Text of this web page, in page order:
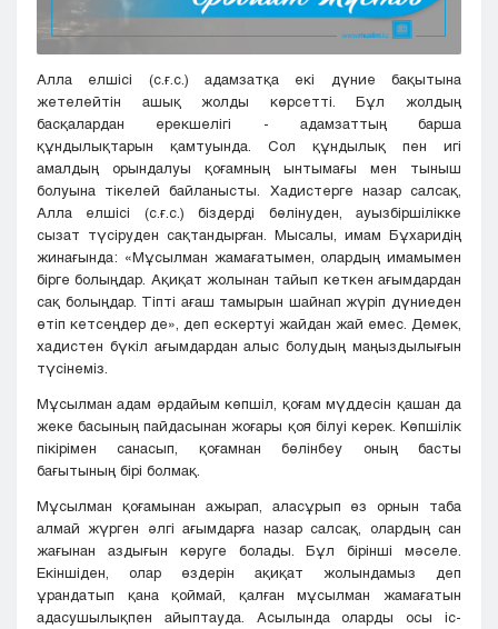
Алла елшісі (с.ғ.с.) адамзатқа екі дүние бақытына
жетелейтін ашық жолды көрсетті. Бұл жолдың
басқалардан ерекшелігі - адамзаттың барша
құндылықтарын қамтуында. Сол құндылық пен игі
амалдың орындалуы қоғамның ынтымағы мен тыныш
болуына тікелей байланысты. Хадистерге назар салсақ,
Алла елшісі (с.ғ.с.) біздерді бөлінуден, ауызбіршілікке
сызат түсіруден сақтандырған. Мысалы, имам Бұхаридің
жинағында: «Мұсылман жамағатымен, олардың имамымен
бірге болыңдар. Ақиқат жолынан тайып кеткен ағымдардан
сақ болыңдар. Тіпті ағаш тамырын шайнап жүріп дүниеден
өтіп кетсеңдер де», деп ескертуі жайдан жай емес. Демек,
хадистен бүкіл ағымдардан алыс болудың маңыздылығын
түсінеміз.
Мұсылман адам әрдайым көпшіл, қоғам мүддесін қашан да
жеке басының пайдасынан жоғары қоя білуі керек. Көпшілік
пікірімен санасып, қоғамнан бөлінбеу оның басты
бағытының бірі болмақ.
Мұсылман қоғамынан ажырап, аласұрып өз орнын таба
алмай жүрген әлгі ағымдарға назар салсақ, олардың сан
жағынан аздығын көруге болады. Бұл бірінші мәселе.
Екіншіден, олар өздерін ақиқат жолындамыз деп
ұрандатып қана қоймай, қалған мұсылман жамағатын
адасушылықпен айыптауда. Асылында оларды осы іс-